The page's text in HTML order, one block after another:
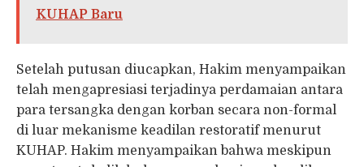
KUHAP Baru
Setelah putusan diucapkan, Hakim menyampaikan
telah mengapresiasi terjadinya perdamaian antara
para tersangka dengan korban secara non-formal
di luar mekanisme keadilan restoratif menurut
KUHAP. Hakim menyampaikan bahwa meskipun